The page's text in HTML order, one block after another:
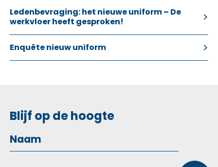
Ledenbevraging: het nieuwe uniform – De
werkvloer heeft gesproken!
Enquête nieuw uniform
Blijf op de hoogte